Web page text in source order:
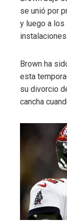
se unió por
y luego a los
Brown ha
esta
su divorcio
cancha